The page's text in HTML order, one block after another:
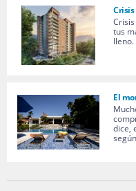
tus
El
dice,